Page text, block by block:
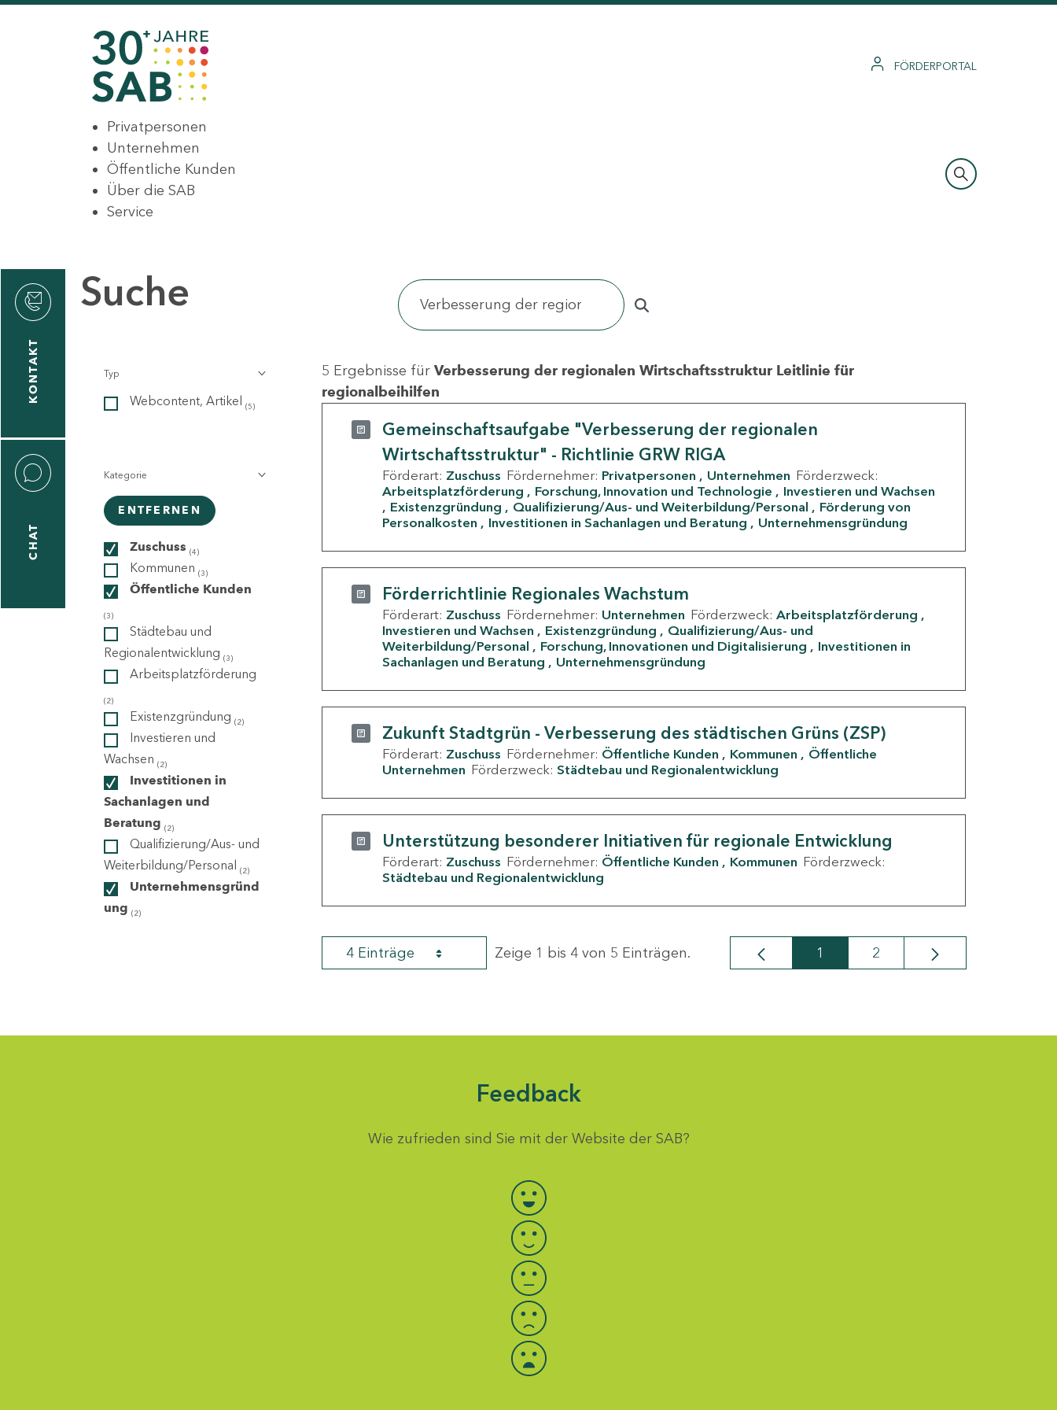
FÖRDERPORTAL
Privatpersonen
Unternehmen
Öffentliche Kunden
Über die SAB
Service
KONTAKT
CHAT
Suche
Typ
Webcontent, Artikel (5)
Kategorie
ENTFERNEN
Zuschuss (4)
Kommunen (3)
Öffentliche Kunden
(3)
Städtebau und
Regionalentwicklung (3)
Arbeitsplatzförderung
(2)
Existenzgründung (2)
Investieren und
Wachsen (2)
Investitionen in
Sachanlagen und
Beratung (2)
Qualifizierung/Aus- und
Weiterbildung/Personal (2)
Unternehmensgründ
ung (2)
5 Ergebnisse für Verbesserung der regionalen Wirtschaftsstruktur Leitlinie für
regionalbeihilfen
Gemeinschaftsaufgabe "Verbesserung der regionalen
Wirtschaftsstruktur" - Richtlinie GRW RIGA
Förderart: Zuschuss Fördernehmer: Privatpersonen Unternehmen Förderzweck:
Arbeitsplatzförderung
Forschung, Innovation und Technologie
Investieren und Wachsen
Existenzgründung
Qualifizierung/Aus- und Weiterbildung/Personal
Förderung von
Personalkosten
Investitionen in Sachanlagen und Beratung Unternehmensgründung
Förderrichtlinie Regionales Wachstum
Förderart: Zuschuss Fördernehmer: Unternehmen Förderzweck: Arbeitsplatzförderung
Investieren und Wachsen
Existenzgründung
Qualifizierung/Aus- und
Weiterbildung/Personal
Forschung, Innovationen und Digitalisierung
Investitionen in
Sachanlagen und Beratung
Unternehmensgründung
Zukunft Stadtgrün - Verbesserung des städtischen Grüns (ZSP)
Förderart: Zuschuss Fördernehmer: Öffentliche Kunden Kommunen
Öffentliche
Unternehmen Förderzweck: Städtebau und Regionalentwicklung
Unterstützung besonderer Initiativen für regionale Entwicklung
Förderart: Zuschuss Fördernehmer: Öffentliche Kunden Kommunen Förderzweck:
Städtebau und Regionalentwicklung
4 Einträge Zeige 1 bis 4 von 5 Einträgen. Seite
1 Seite
2
Feedback
Wie zufrieden sind Sie mit der Website der SAB?
Bewertung auswählen